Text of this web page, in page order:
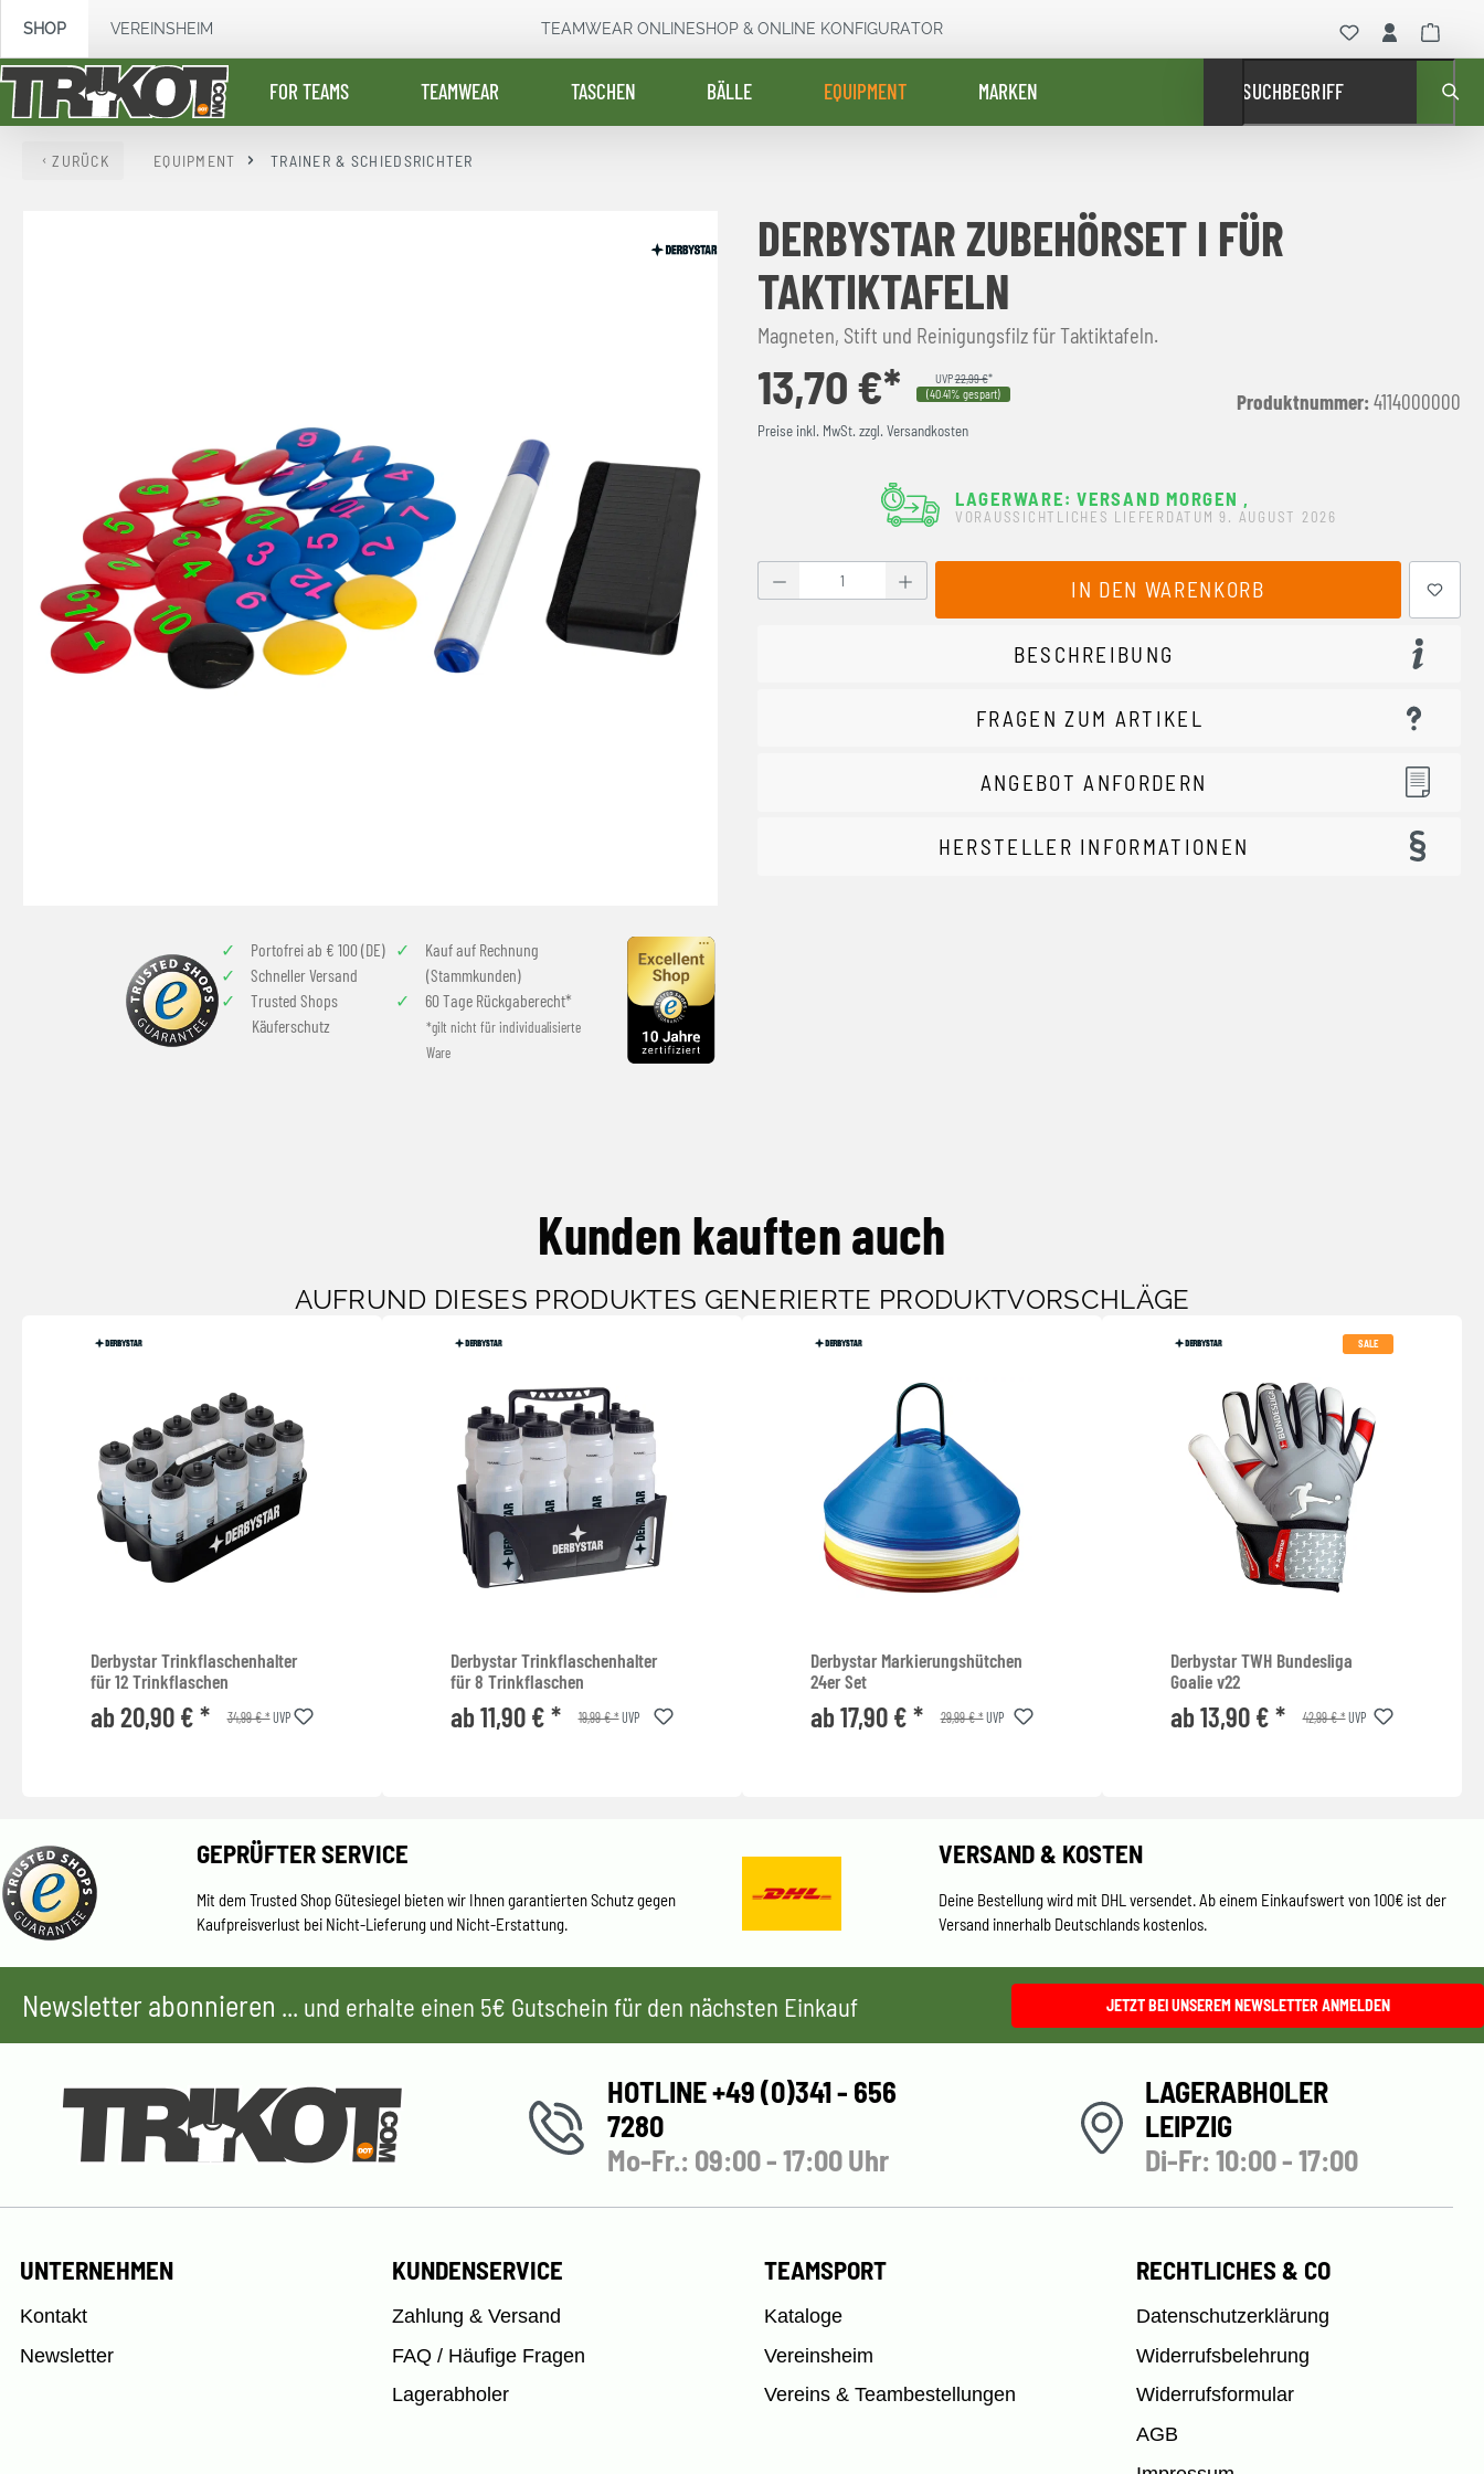
Zur Hauptnavigation springen
SHOP VEREINSHEIM TEAMWEAR ONLINESHOP & ONLINE KONFIGURATOR
FOR TEAMS TEAMWEAR TASCHEN BÄLLE EQUIPMENT MARKEN SUCHBEGRIFF
ZURÜCK EQUIPMENT TRAINER & SCHIEDSRICHTER
Portofrei ab € 100 (DE)
Schneller Versand
Trusted Shops
Käuferschutz
Kauf auf Rechnung
(Stammkunden)
60 Tage Rückgaberecht*
*gilt nicht für individualisierte
Ware
DERBYSTAR ZUBEHÖRSET I FÜR
TAKTIKTAFELN
Magneten, Stift und Reinigungsfilz für Taktiktafeln.
13,70 €* UVP22,99 €*
(40.41% gespart)
Preise inkl. MwSt. zzgl. Versandkosten
Produktnummer: 4114000000
LAGERWARE: VERSAND MORGEN ,
VORAUSSICHTLICHES LIEFERDATUM 9. AUGUST 2026
Produkt Anzahl: Gib den gewünschten Wert ein oder benutze die Schaltflächen
IN DEN WARENKORB
BESCHREIBUNG
FRAGEN ZUM ARTIKEL
ANGEBOT ANFORDERN
HERSTELLER INFORMATIONEN
Kunden kauften auch
AUFRUND DIESES PRODUKTES GENERIERTE PRODUKTVORSCHLÄGE
Derbystar Trinkflaschenhalter
für 12 Trinkflaschen
ab 20,90 € * 34,99 € *UVP
Derbystar Trinkflaschenhalter
für 8 Trinkflaschen
ab 11,90 € * 19,99 € *UVP
Derbystar Markierungshütchen
24er Set
ab 17,90 € * 29,99 € *UVP
SALE
Derbystar TWH Bundesliga
Goalie v22
ab 13,90 € * 42,99 € *UVP
GEPRÜFTER SERVICE
Mit dem Trusted Shop Gütesiegel bieten wir Ihnen garantierten Schutz gegen
Kaufpreisverlust bei Nicht-Lieferung und Nicht-Erstattung.
VERSAND & KOSTEN
Deine Bestellung wird mit DHL versendet. Ab einem Einkaufswert von 100€ ist der
Versand innerhalb Deutschlands kostenlos.
Newsletter abonnieren ... und erhalte einen 5€ Gutschein für den nächsten Einkauf JETZT BEI UNSEREM NEWSLETTER ANMELDEN
HOTLINE +49 (0)341 - 656
7280
Mo-Fr.: 09:00 - 17:00 Uhr
LAGERABHOLER
LEIPZIG
Di-Fr: 10:00 - 17:00
UNTERNEHMEN
Kontakt
Newsletter
KUNDENSERVICE
Zahlung & Versand
FAQ / Häufige Fragen
Lagerabholer
TEAMSPORT
Kataloge
Vereinsheim
Vereins & Teambestellungen
RECHTLICHES & CO
Datenschutzerklärung
Widerrufsbelehrung
Widerrufsformular
AGB